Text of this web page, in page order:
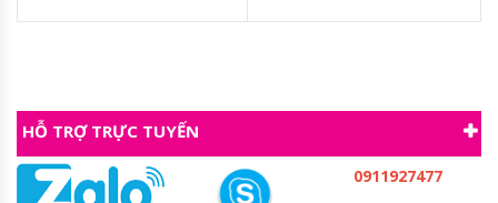
HỖ TRỢ TRỰC TUYẾN
0911927477